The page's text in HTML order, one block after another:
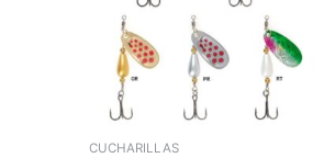
CUCHARILLAS
Las
se
pueden
elegir